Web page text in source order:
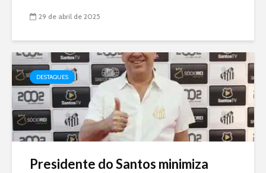
29 de abril de 2025
DESTAQUES
Presidente do Santos minimiza